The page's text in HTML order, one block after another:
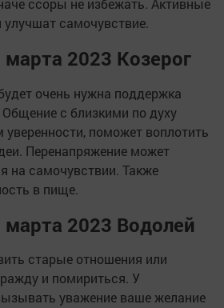
ссоры не избежать. Активные
улучшат самочувствие.
марта 2023 Козерог
очень нужна поддержка
с близкими по духу
поможет воплотить
Перенапряжение может
на самочувствии. Также
в пище.
марта 2023 Водолей
старые отношения или
и помириться. У
уважение ваше желание